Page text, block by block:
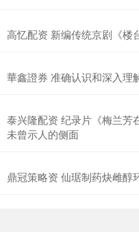
高忆配资 新编传统京剧《楼
華鑫證券 准确认识和深入理
泰兴隆配资 纪录片《梅兰芳
未曾示人的侧面
鼎冠策略资 仙琚制药炔雌醇